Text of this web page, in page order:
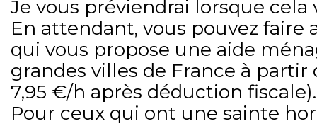
Je vous préviendrai lorsque cela
En attendant, vous pouvez faire
qui vous propose une aide
grandes villes de France à partir
7,95 €/h après déduction fiscale).
Pour ceux qui ont une sainte